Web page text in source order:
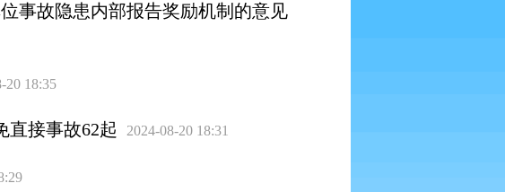
事故隐患内部报告奖励机制的意见
20 18:35
直接事故62起 2024-08-20 18:31